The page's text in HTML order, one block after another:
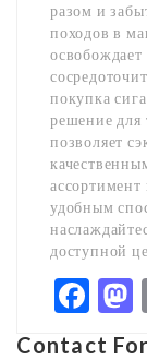
разом и
походов в
освобождает
покупка
решение для
позволяет
удобным
доступной
Contact